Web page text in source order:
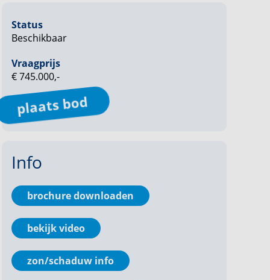
Status
Beschikbaar
Vraagprijs
€ 745.000,-
plaats bod
Info
brochure downloaden
bekijk video
zon/schaduw info